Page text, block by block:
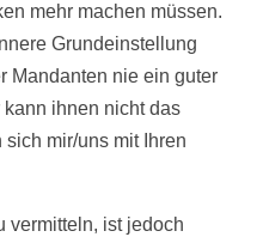
mehr machen müssen.
Grundeinstellung
Mandanten nie ein guter
kann ihnen nicht das
sich mir/uns mit Ihren
vermitteln, ist jedoch